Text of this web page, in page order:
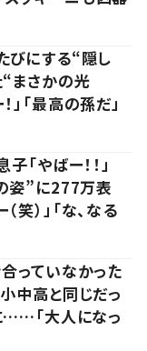
びにする“隠し
“まさかの光
「最高の孫だ」
「やばー！！」
姿”に277万表
笑）」「な、なる
合っていなかった
中高と同じだっ
「大人になっ